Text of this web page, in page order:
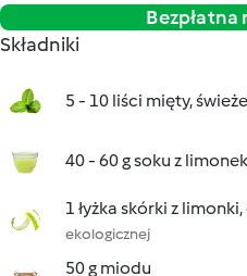
Składniki
5 - 10 liści mięty,
40 - 60 g soku z
1 łyżka skórki z
ekologicznej
50 g miodu